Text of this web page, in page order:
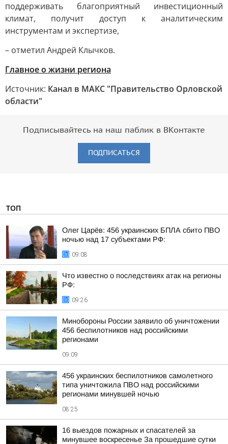
поддерживать благоприятный инвестиционный
климат, получит доступ к аналитическим
инструментам и экспертизе,
– отметил Андрей Клычков.
Главное о жизни региона
Источник: Канал в МАКС "Правительство Орловской
области"
Подписывайтесь на наш паблик в ВКонтакте
ПОДПИСАТЬСЯ
ТОП
Олег Царёв: 456 украинских БПЛА сбито ПВО
ночью над 17 субъектами РФ:
09:08
Что известно о последствиях атак на регионы
РФ:
09:26
Минобороны России заявило об уничтожении
456 беспилотников над российскими
регионами
09:09
456 украинских беспилотников самолетного
типа уничтожила ПВО над российскими
регионами минувшей ночью
08:25
16 выездов пожарных и спасателей за
минувшее воскресенье За прошедшие сутки